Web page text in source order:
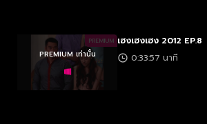
PREMIUM
PREMIUM เท่านั้น
เฮงเฮงเฮง 2012 EP.8
0:33:57 นาที